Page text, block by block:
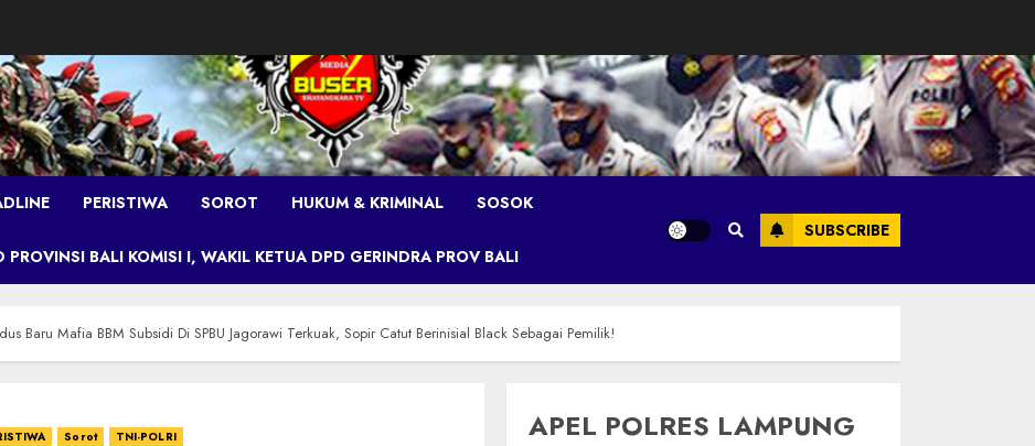
PERISTIWA SOROT HUKUM & KRIMINAL SOSOK
PROVINSI BALI KOMISI I, WAKIL KETUA DPD GERINDRA PROV BALI
SUBSCRIBE
Baru Mafia BBM Subsidi Di SPBU Jagorawi Terkuak, Sopir Catut Berinisial Black Sebagai Pemilik!
Sorot TNI-POLRI
APEL POLRES LAMPUNG